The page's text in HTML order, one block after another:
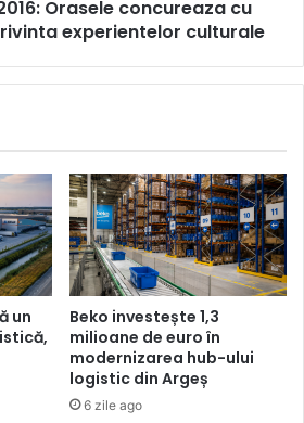
Orasele concureaza cu
experientelor culturale
un
Beko investește 1,3
milioane de euro în
modernizarea hub-ului
logistic din Argeș
6 zile ago